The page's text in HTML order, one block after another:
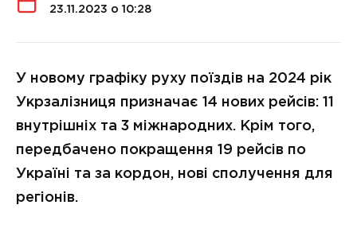
23.11.2023 о 10:28
У новому графіку руху поїздів на 2024 рік
Укрзалізниця призначає 14 нових рейсів: 11
внутрішніх та 3 міжнародних. Крім того,
передбачено покращення 19 рейсів по
Україні та за кордон, нові сполучення для
регіонів.